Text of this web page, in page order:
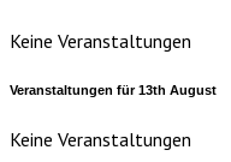
Keine Veranstaltungen
Veranstaltungen für13th August
Keine Veranstaltungen